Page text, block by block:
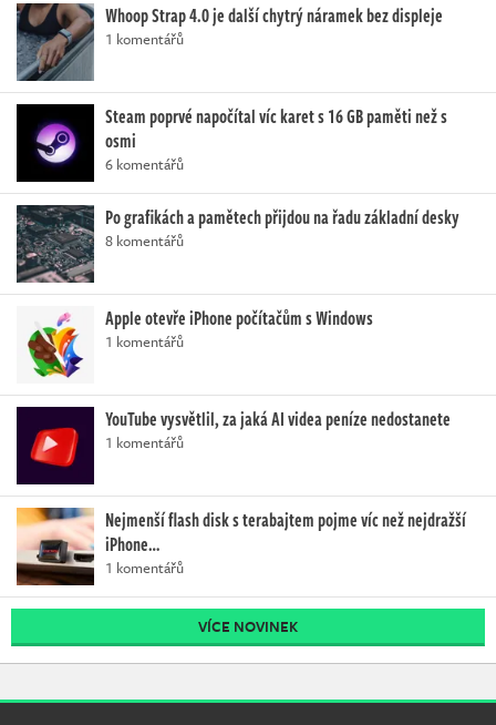
Whoop Strap 4.0 je další chytrý náramek bez displeje
1 komentářů
Steam poprvé napočítal víc karet s 16 GB paměti než s
osmi
6 komentářů
Po grafikách a pamětech přijdou na řadu základní desky
8 komentářů
Apple otevře iPhone počítačům s Windows
1 komentářů
YouTube vysvětlil, za jaká AI videa peníze nedostanete
1 komentářů
Nejmenší flash disk s terabajtem pojme víc než nejdražší
iPhone…
1 komentářů
VÍCE NOVINEK